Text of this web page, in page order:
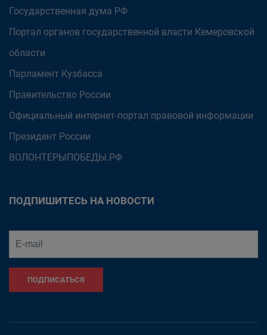
Государственная дума РФ
Портал органов государственной власти Кемеровской
области
Парламент Кузбасса
Правительство России
Официальный интернет-портал правовой информации
Президент России
ВОЛОНТЕРЫПОБЕДЫ.РФ
ПОДПИШИТЕСЬ НА НОВОСТИ
ПОДПИСАТЬСЯ